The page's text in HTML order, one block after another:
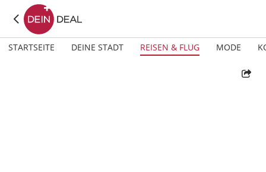
STARTSEITE DEINE STADT REISEN & FLUG MODE